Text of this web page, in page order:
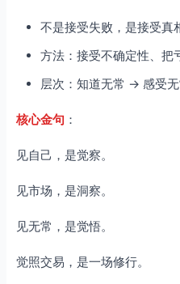
不是接受失败，是接受真
方法：接受不确定性、把
层次：知道无常 → 感受
核心金句 ：
见自己，是觉察。
见市场，是洞察。
见无常，是觉悟。
觉照交易，是一场修行。